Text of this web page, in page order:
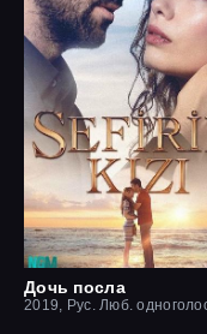
Дочь посла
2019, Рус. Люб.